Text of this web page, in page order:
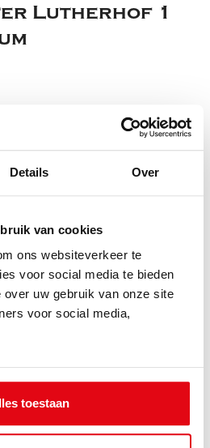
Details Over
van cookies
ons websiteverkeer te
voor social media te bieden
uw gebruik van onze site
voor social media,
toestaan
Lutherhof 1
makelaar(s) verliep zeer
kantoor.
met vragen.
tevreden over hoe het
10